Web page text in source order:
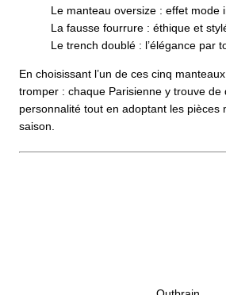
Le manteau oversize : effet mode
La fausse fourrure : éthique et
Le trench doublé : l’élégance par
En choisissant l’un de ces cinq
tromper : chaque Parisienne y trouve de
personnalité tout en adoptant les pièces
saison.